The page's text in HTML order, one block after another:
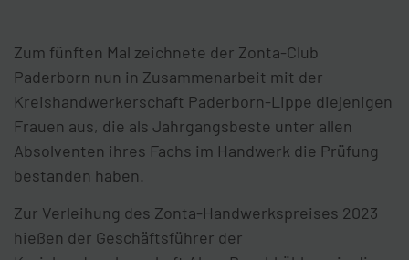
Zum fünften Mal zeichnete der Zonta-Club
Paderborn nun in Zusammenarbeit mit der
Kreishandwerkerschaft Paderborn-Lippe diejenigen
Frauen aus, die als Jahrgangsbeste unter allen
Absolventen ihres Fachs im Handwerk die Prüfung
bestanden haben.
Zur Verleihung des Zonta-Handwerkspreises 2023
hießen der Geschäftsführer der